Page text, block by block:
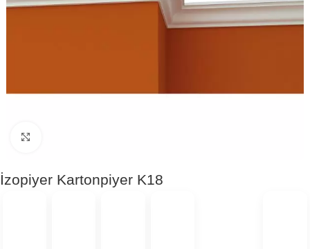
İzopiyer Kartonpiyer K18